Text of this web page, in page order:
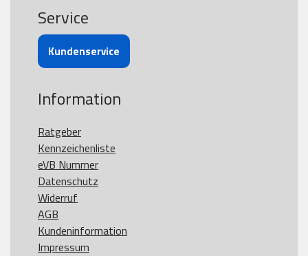
Service
Kundenservice
Information
Ratgeber
Kennzeichenliste
eVB Nummer
Datenschutz
Widerruf
AGB
Kundeninformation
Impressum